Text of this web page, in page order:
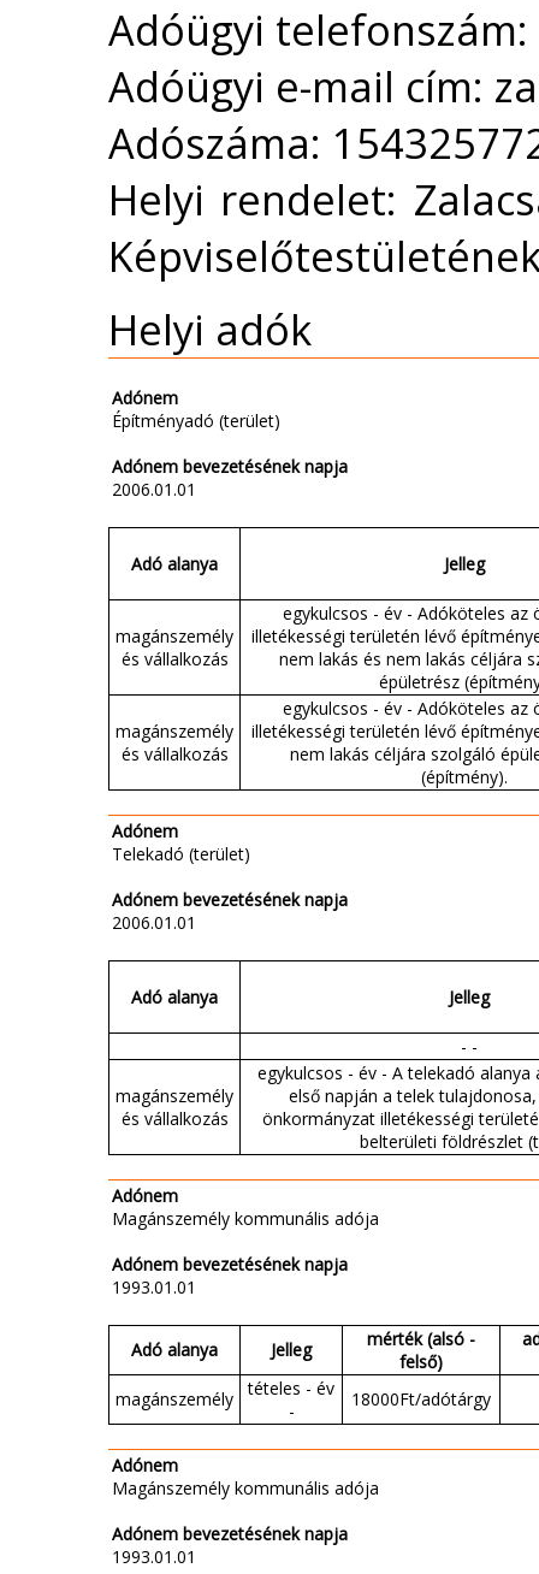
Adóügyi
Adóügyi e-mail cím:
Adószáma:
Helyi rendelet:
Helyi adók
Adónem
Építményadó (terület)
Adónem bevezetésének napja
2006.01.01
Adó alanya Jelleg
magánszemély
és vállalkozás
egykulcsos - év - Adóköteles az
illetékességi területén lévő
nem lakás és nem lakás céljára
épületrész
magánszemély
és vállalkozás
egykulcsos - év - Adóköteles az
illetékességi területén lévő
nem lakás céljára szolgáló
(építmény).
Adónem
Telekadó (terület)
Adónem bevezetésének napja
2006.01.01
Adó alanya Jelleg
- -
magánszemély
és vállalkozás
egykulcsos - év - A telekadó alanya
első napján a telek
önkormányzat illetékességi
belterületi földrészlet
Adónem
Magánszemély kommunális adója
Adónem bevezetésének napja
1993.01.01
Adó alanya Jelleg
mérték (alsó -
felső)
magánszemély
tételes - év
-
18000Ft/adótárgy
Adónem
Magánszemély kommunális adója
Adónem bevezetésének napja
1993.01.01